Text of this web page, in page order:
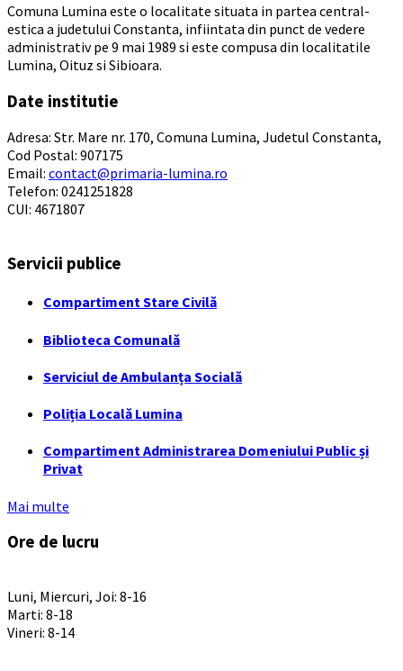
Comuna Lumina este o localitate situata in partea central-
estica a judetului Constanta, infiintata din punct de vedere
administrativ pe 9 mai 1989 si este compusa din localitatile
Lumina, Oituz si Sibioara.
Date institutie
Adresa: Str. Mare nr. 170, Comuna Lumina, Judetul Constanta,
Cod Postal: 907175
Email: contact@primaria-lumina.ro
Telefon: 0241251828
CUI: 4671807
Servicii publice
Compartiment Stare Civilă
Biblioteca Comunală
Serviciul de Ambulanța Socială
Poliția Locală Lumina
Compartiment Administrarea Domeniului Public și
Privat
Mai multe
Ore de lucru
Luni, Miercuri, Joi: 8-16
Marti: 8-18
Vineri: 8-14